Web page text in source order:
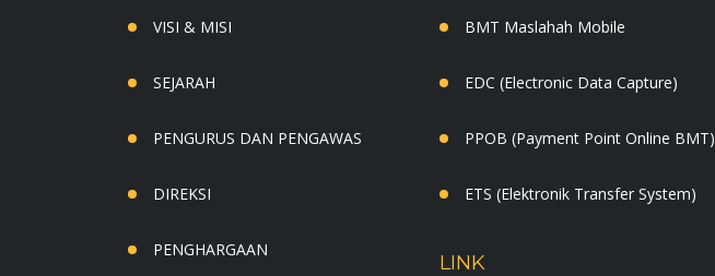
VISI & MISI
SEJARAH
PENGURUS DAN PENGAWAS
DIREKSI
PENGHARGAAN
BMT Maslahah Mobile
EDC (Electronic Data Capture)
PPOB (Payment Point Online BMT)
ETS (Elektronik Transfer System)
LINK